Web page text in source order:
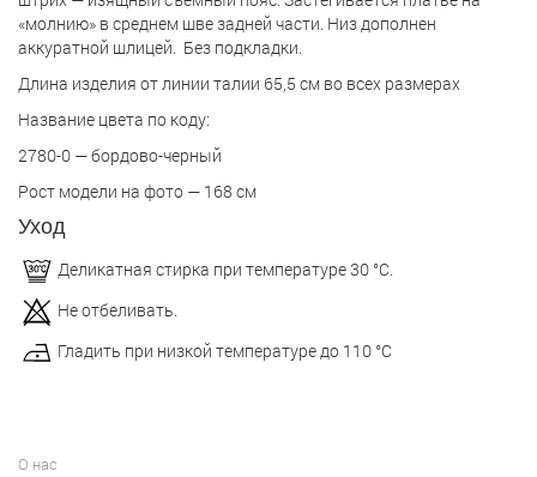
«молнию» в среднем шве задней части. Низ дополнен
аккуратной шлицей. Без подкладки.
Длина изделия от линии талии 65,5 см во всех размерах
Название цвета по коду:
2780-0 — бордово-черный
Рост модели на фото — 168 см
Уход
Деликатная стирка при температуре 30 °С.
Не отбеливать.
Гладить при низкой температуре до 110 °С
О нас